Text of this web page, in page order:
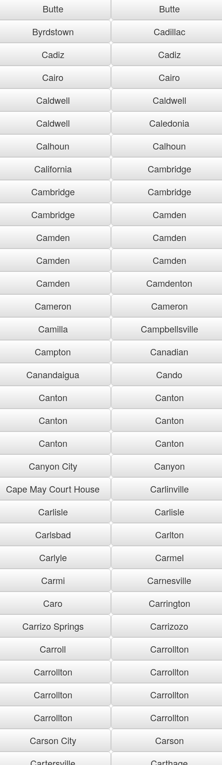
Butte
Butte
Byrdstown
Cadillac
Cadiz
Cadiz
Cairo
Cairo
Caldwell
Caldwell
Caldwell
Caledonia
Calhoun
Calhoun
California
Cambridge
Cambridge
Cambridge
Cambridge
Camden
Camden
Camden
Camden
Camden
Camden
Camdenton
Cameron
Cameron
Camilla
Campbellsville
Campton
Canadian
Canandaigua
Cando
Canton
Canton
Canton
Canton
Canton
Canton
Canyon City
Canyon
Cape May Court House
Carlinville
Carlisle
Carlisle
Carlsbad
Carlton
Carlyle
Carmel
Carmi
Carnesville
Caro
Carrington
Carrizo Springs
Carrizozo
Carroll
Carrollton
Carrollton
Carrollton
Carrollton
Carrollton
Carrollton
Carrollton
Carson City
Carson